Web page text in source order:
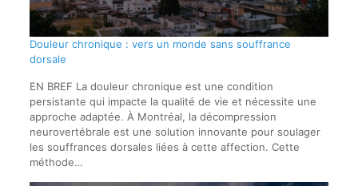
Douleur chronique : vers un monde sans souffrance
dorsale
EN BREF La douleur chronique est une condition
persistante qui impacte la qualité de vie et nécessite une
approche adaptée. À Montréal, la décompression
neurovertébrale est une solution innovante pour soulager
les souffrances dorsales liées à cette affection. Cette
méthode…